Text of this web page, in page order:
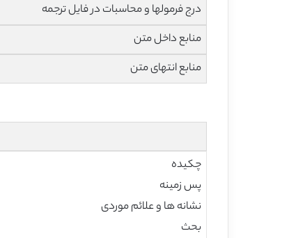
درج فرمولها و محاسبات در فایل ترجمه
منابع داخل متن
منابع انتهای متن
چکیده
پس زمینه
نشانه ها و علائم موردی
بحث